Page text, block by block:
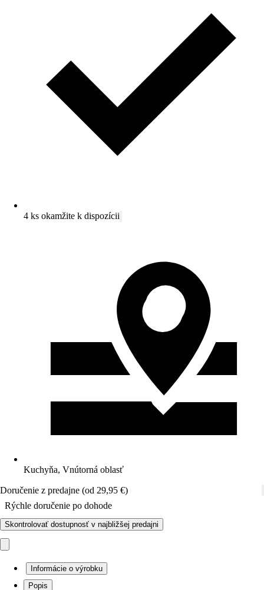
4 ks okamžite k dispozícii
Kuchyňa, Vnútorná oblasť
Doručenie z predajne (od 29,95 €)
Rýchle doručenie po dohode
Skontrolovať dostupnosť v najbližšej predajni
Informácie o výrobku
Popis